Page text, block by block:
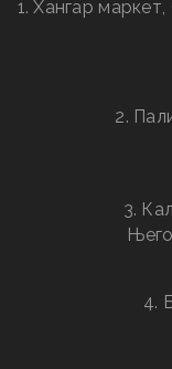
1. Хангар
2.
3.
4.